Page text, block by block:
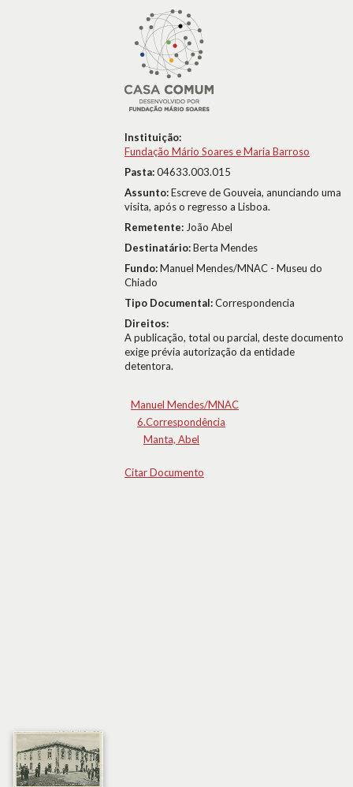
Instituição:
Fundação Mário Soares e Maria Barroso
Pasta:04633.003.015
Assunto:Escreve de Gouveia, anunciando uma
visita, após o regresso a Lisboa.
Remetente: João Abel
Destinatário:Berta Mendes
Fundo:Manuel Mendes/MNAC - Museu do
Chiado
Tipo Documental:Correspondencia
Direitos:
A publicação, total ou parcial, deste documento
exige prévia autorização da entidade
detentora.
Manuel Mendes/MNAC
6.Correspondência
Manta, Abel
Citar Documento